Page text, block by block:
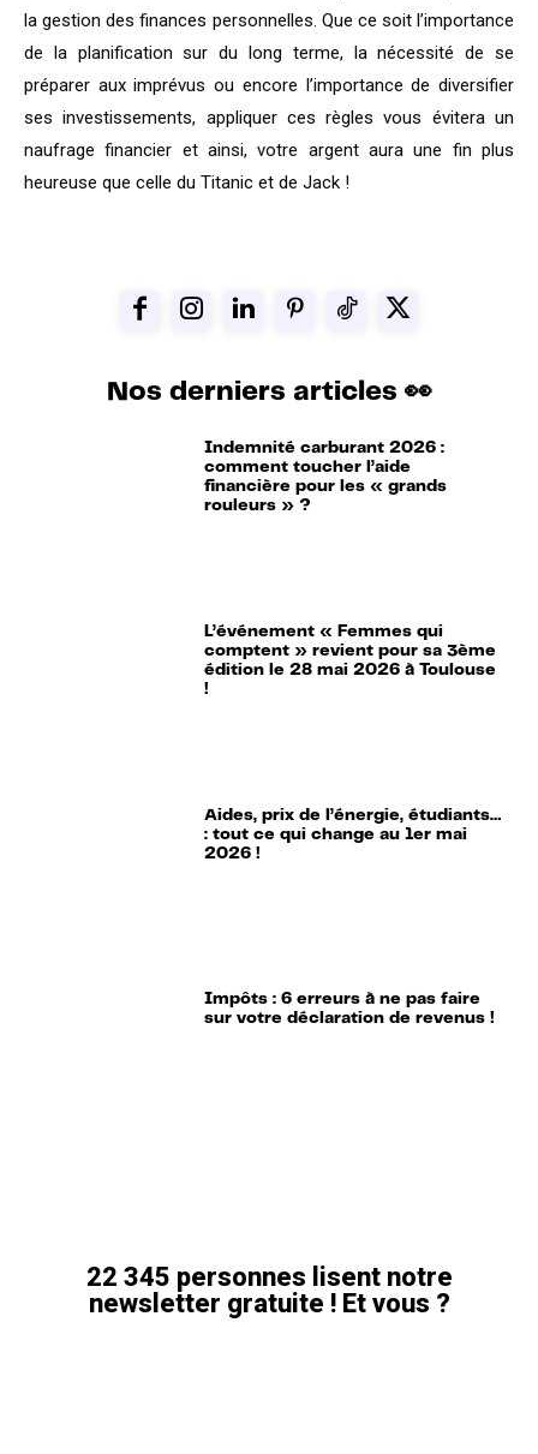
la gestion des finances personnelles. Que ce soit l’importance
de la planification sur du long terme, la nécessité de se
préparer aux imprévus ou encore l’importance de diversifier
ses investissements, appliquer ces règles vous évitera un
naufrage financier et ainsi, votre argent aura une fin plus
heureuse que celle du Titanic et de Jack !
Nos derniers articles 👀
Indemnité carburant 2026 :
comment toucher l’aide
financière pour les « grands
rouleurs » ?
L’événement « Femmes qui
comptent » revient pour sa 3ème
édition le 28 mai 2026 à Toulouse
!
Aides, prix de l’énergie, étudiants…
: tout ce qui change au 1er mai
2026 !
Impôts : 6 erreurs à ne pas faire
sur votre déclaration de revenus !
22 345 personnes lisent notre
newsletter gratuite ! Et vous ?